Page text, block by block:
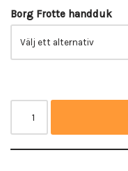
Borg Frotte handduk